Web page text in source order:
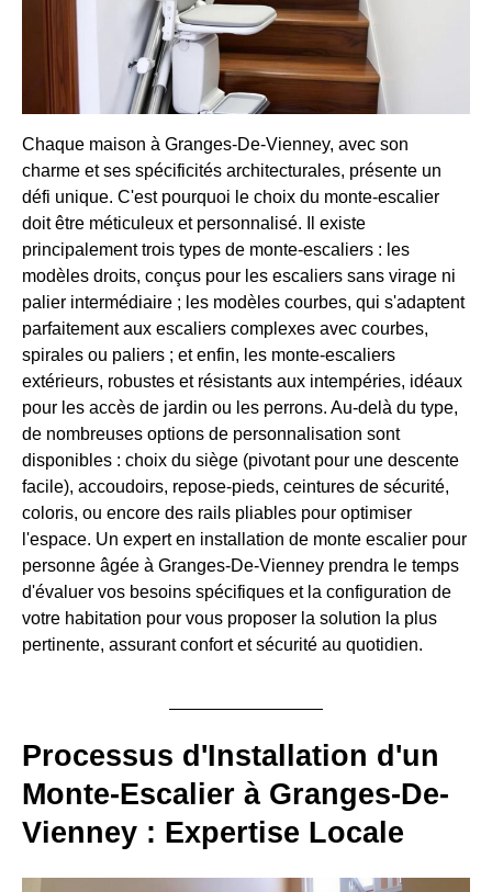
Chaque maison à Granges-De-Vienney, avec son
charme et ses spécificités architecturales, présente un
défi unique. C'est pourquoi le choix du monte-escalier
doit être méticuleux et personnalisé. Il existe
principalement trois types de monte-escaliers : les
modèles droits, conçus pour les escaliers sans virage ni
palier intermédiaire ; les modèles courbes, qui s'adaptent
parfaitement aux escaliers complexes avec courbes,
spirales ou paliers ; et enfin, les monte-escaliers
extérieurs, robustes et résistants aux intempéries, idéaux
pour les accès de jardin ou les perrons. Au-delà du type,
de nombreuses options de personnalisation sont
disponibles : choix du siège (pivotant pour une descente
facile), accoudoirs, repose-pieds, ceintures de sécurité,
coloris, ou encore des rails pliables pour optimiser
l'espace. Un expert en installation de monte escalier pour
personne âgée à Granges-De-Vienney prendra le temps
d'évaluer vos besoins spécifiques et la configuration de
votre habitation pour vous proposer la solution la plus
pertinente, assurant confort et sécurité au quotidien.
Processus d'Installation d'un
Monte-Escalier à Granges-De-
Vienney : Expertise Locale